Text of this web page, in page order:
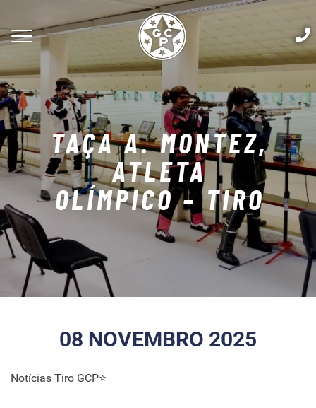
TAÇA A. MONTEZ,
ATLETA
OLÍMPICO – TIRO
08 NOVEMBRO 2025
Notícias Tiro GCP⭐